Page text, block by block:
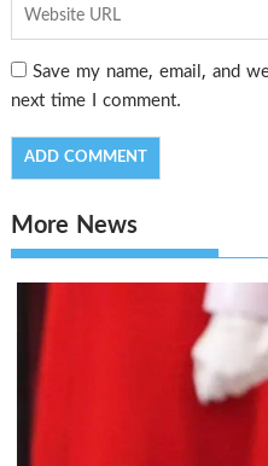
Save my name, email, and
next time I comment.
More News